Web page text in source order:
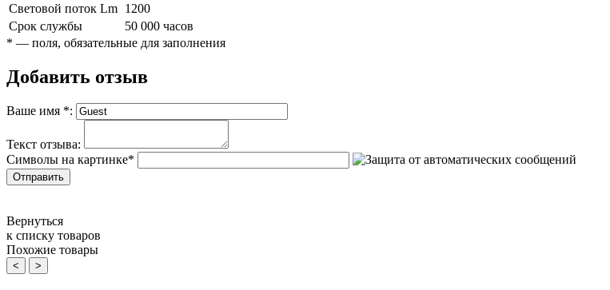
Световой поток Lm 1200
Срок службы
50 000 часов
* — поля, обязательные для заполнения
Добавить отзыв
Ваше имя *:
Текст отзыва:
Символы на картинке*
Вернуться
к списку товаров
Похожие товары
< >